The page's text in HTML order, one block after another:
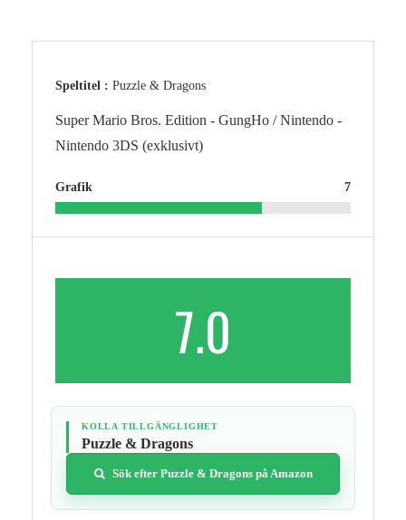
Speltitel : Puzzle & Dragons
Super Mario Bros. Edition - GungHo / Nintendo -
Nintendo 3DS (exklusivt)
Grafik 7
7.0
KOLLA TILLGÄNGLIGHET
Puzzle & Dragons
Sök efter Puzzle & Dragons på Amazon